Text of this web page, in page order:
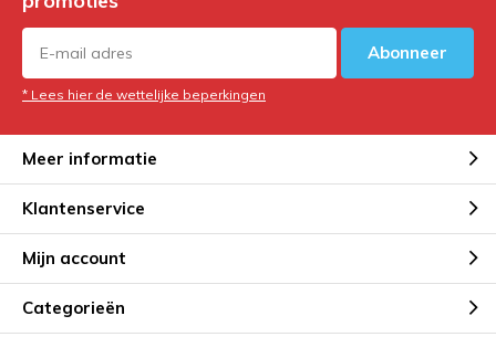
Abonneer
* Lees hier de wettelijke beperkingen
Meer informatie
Klantenservice
Mijn account
Categorieën